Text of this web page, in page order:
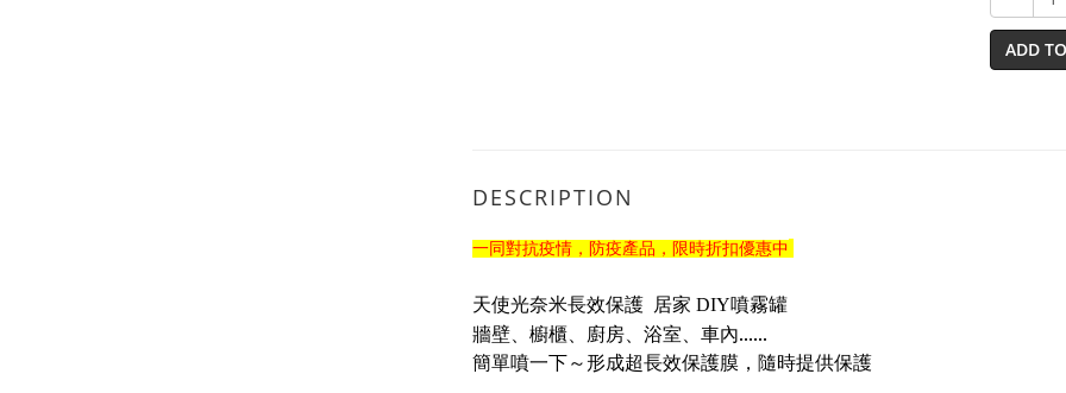
ADD
DESCRIPTION
一同對抗疫情，防疫產品，限時折扣優惠中
天使光奈米長效保護 居家 DIY噴霧罐
牆壁、櫥櫃、廚房、浴室、車內......
簡單噴一下～形成超長效保護膜，隨時提供保護